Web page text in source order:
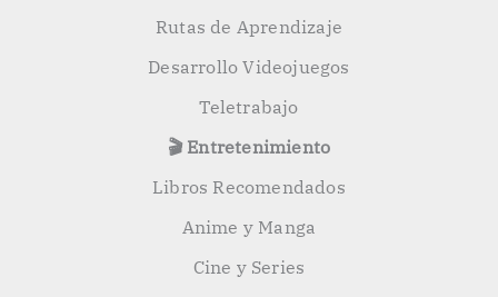
Rutas de Aprendizaje
Desarrollo Videojuegos
Teletrabajo
🎬 Entretenimiento
Libros Recomendados
Anime y Manga
Cine y Series